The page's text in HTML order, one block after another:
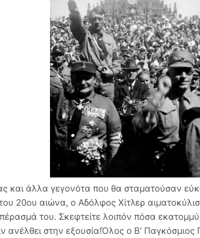
και άλλα γεγονότα που θα σταματούσαν
20ου αιώνα, ο Αδόλφος Χίτλερ
του. Σκεφτείτε λοιπόν πόσα
ανέλθει στην εξουσία!Όλος ο Β’ Παγκόσμιος